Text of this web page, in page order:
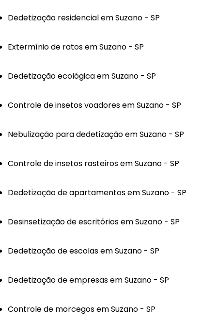
Dedetização residencial em Suzano - SP
Extermínio de ratos em Suzano - SP
Dedetização ecológica em Suzano - SP
Controle de insetos voadores em Suzano - SP
Nebulização para dedetização em Suzano - SP
Controle de insetos rasteiros em Suzano - SP
Dedetização de apartamentos em Suzano - SP
Desinsetização de escritórios em Suzano - SP
Dedetização de escolas em Suzano - SP
Dedetização de empresas em Suzano - SP
Controle de morcegos em Suzano - SP